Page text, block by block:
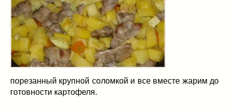
порезанный крупной соломкой и все вместе жарим до
готовности картофеля.